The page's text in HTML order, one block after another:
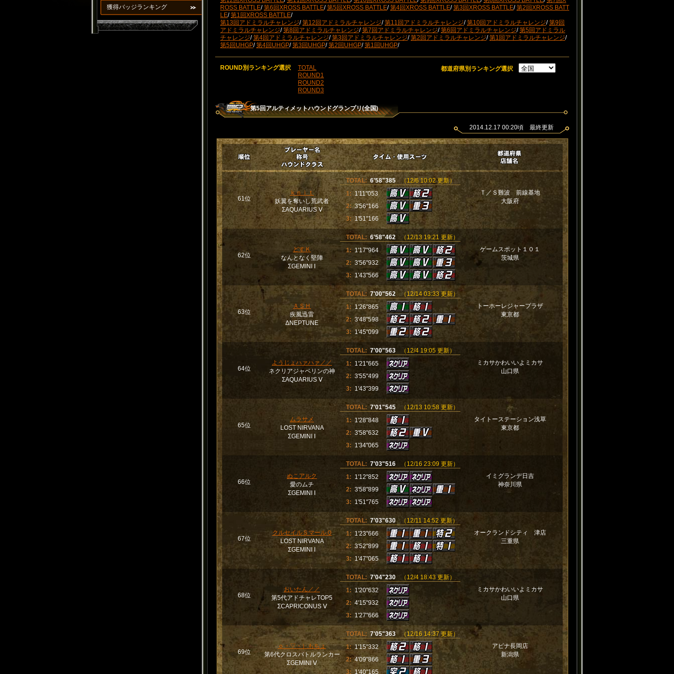
獲得バッジランキング
ROSS BATTLE/第6回XROSS BATTLE/第5回XROSS BATTLE/第4回XROSS BATTLE/第3回XROSS BATTLE/第2回XROSS BATT
LE/第1回XROSS BATTLE/
第13回アドミラルチャレンジ/第12回アドミラルチャレンジ/第11回アドミラルチャレンジ/第10回アドミラルチャレンジ/第9回
アドミラルチャレンジ/第8回アドミラルチャレンジ/第7回アドミラルチャレンジ/第6回アドミラルチャレンジ/第5回アドミラル
チャレンジ/第4回アドミラルチャレンジ/第3回アドミラルチャレンジ/第2回アドミラルチャレンジ/第1回アドミラルチャレンジ/
第5回UHGP/第4回UHGP/第3回UHGP/第2回UHGP/第1回UHGP/
都道府県別ランキング選択
ROUND別ランキング選択
TOTAL
ROUND1
ROUND2
ROUND3
第5回アルティメットハウンドグランプリ(全国)
2014.12.17 00:20頃 最終更新
61位
ｋｎｉｔ
妖翼を奪いし荒武者
ΣAQUARIUS Ⅴ
TOTAL: 6'58"385
（12/6 10:02 更新）
1: 1'11"053
2: 3'56"166
3: 1'51"166
Ｔ／Ｓ難波 前線基地
大阪府
62位
どすＫ
なんとなく堅陣
ΣGEMINI Ⅰ
TOTAL: 6'58"462
（12/13 19:21 更新）
1: 1'17"964
2: 3'56"932
3: 1'43"566
ゲームスポット１０１
茨城県
63位
ＡＳＨ
疾風迅雷
ΔNEPTUNE
TOTAL: 7'00"562
（12/14 03:33 更新）
1: 1'26"865
2: 3'48"598
3: 1'45"099
トーホーレジャープラザ
東京都
64位
ようじょハァハァ／／
ネクリアジャベリンの神
ΣAQUARIUS Ⅴ
TOTAL: 7'00"563
（12/4 19:05 更新）
1: 1'21"665
2: 3'55"499
3: 1'43"399
ミカサかわいいよミカサ
山口県
65位
ムラサメ
LOST NIRVANA
ΣGEMINI Ⅰ
TOTAL: 7'01"545
（12/13 10:58 更新）
1: 1'28"848
2: 3'58"632
3: 1'34"065
タイトーステーション浅草
東京都
66位
ぬこアルク
愛のムチ
ΣGEMINI Ⅰ
TOTAL: 7'03"516
（12/16 23:09 更新）
1: 1'12"852
2: 3'58"899
3: 1'51"765
イミグランデ日吉
神奈川県
67位
クルセイルＳマールＱ
LOST NIRVANA
ΣGEMINI Ⅰ
TOTAL: 7'03"630
（12/11 14:52 更新）
1: 1'23"666
2: 3'52"899
3: 1'47"065
オークランドシティ 津店
三重県
68位
おいたん／／
第5代アドチャレTOP5
ΣCAPRICONUS Ⅴ
TOTAL: 7'04"230
（12/4 18:43 更新）
1: 1'20"632
2: 4'15"932
3: 1'27"666
ミカサかわいいよミカサ
山口県
69位
ｏ・▽・）もちょ
第6代クロスバトルランカー
ΣGEMINI Ⅴ
TOTAL: 7'05"363
（12/16 14:37 更新）
1: 1'15"332
2: 4'09"866
3: 1'40"165
アピナ長岡店
新潟県